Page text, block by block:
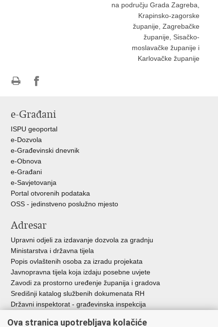
na području Grada Zagreba,
Krapinsko-zagorske
županije, Zagrebačke
županije, Sisačko-
moslavačke županije i
Karlovačke županije
FacebookuTwitteru
e-Građani
ISPU geoportal
e-Dozvola
e-Građevinski dnevnik
e-Obnova
e-Građani
e-Savjetovanja
Portal otvorenih podataka
OSS - jedinstveno poslužno mjesto
Adresar
Upravni odjeli za izdavanje dozvola za gradnju
Ministarstva i državna tijela
Popis ovlaštenih osoba za izradu projekata
Javnopravna tijela koja izdaju posebne uvjete
Zavodi za prostorno uređenje županija i gradova
Središnji katalog službenih dokumenata RH
Državni inspektorat - građevinska inspekcija
Ova stranica upotrebljava kolačiće